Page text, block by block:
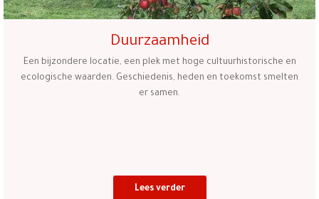
Duurzaamheid
Een bijzondere locatie, een plek met hoge cultuurhistorische en
ecologische waarden. Geschiedenis, heden en toekomst smelten
er samen.
Lees verder